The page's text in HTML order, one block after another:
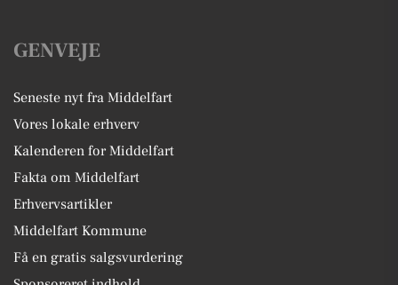
GENVEJE
Seneste nyt fra Middelfart
Vores lokale erhverv
Kalenderen for Middelfart
Fakta om Middelfart
Erhvervsartikler
Middelfart Kommune
Få en gratis salgsvurdering